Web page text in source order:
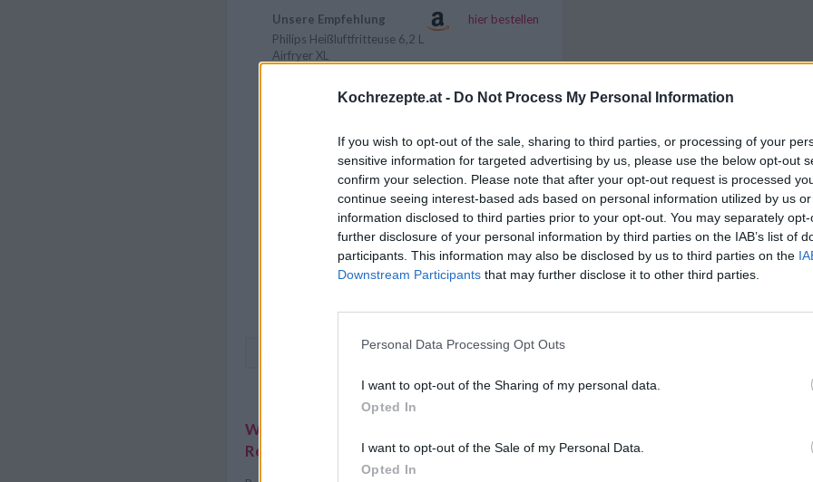
Kochrezepte.at - Do Not Process My Personal Information
If you wish to opt-out of the sale, sharing to third parties, or processing of your
sensitive information for targeted advertising by us, please use the below opt-out
confirm your selection. Please note that after your opt-out request is processed
continue seeing interest-based ads based on personal information utilized by us
information disclosed to third parties prior to your opt-out. You may separately
further disclosure of your personal information by third parties on the IAB’s list of
participants. This information may also be disclosed by us to third parties on the
Downstream Participants that may further disclose it to other third parties.
Personal Data Processing Opt Outs
I want to opt-out of the Sharing of my personal data.
Opted In
I want to opt-out of the Sale of my Personal Data.
Opted In
Unsere Empfehlung
hier bestellen
Philips Heißluftfritteuse 6,2 L
Airfryer XL
Weitere interessante
Rezeptsammlungen
Like uns auf Facebook...
Artikelempfehlung